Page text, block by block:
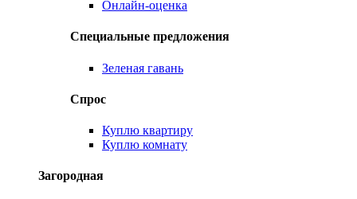
Онлайн-оценка
Специальные предложения
Зеленая гавань
Спрос
Куплю квартиру
Куплю комнату
Загородная